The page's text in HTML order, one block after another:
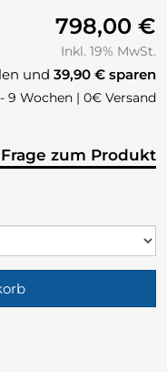
798,00 €
Inkl. 19% MwSt.
und 39,90 € sparen
9 Wochen | 0€ Versand
Frage zum Produkt